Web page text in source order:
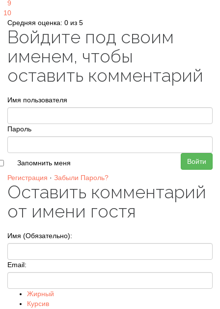
9
10
Средняя оценка: 0 из 5
Войдите под своим
именем, чтобы
оставить комментарий
Имя пользователя
Пароль
Войти
Запомнить меня
Регистрация · Забыли Пароль?
Оставить комментарий
от имени гостя
Имя (Обязательно):
Email:
Жирный
Курсив